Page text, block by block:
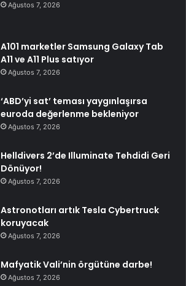
Ağustos 7, 2026
A101 marketler Samsung Galaxy Tab
A11 ve A11 Plus satıyor
Ağustos 7, 2026
‘ABD’yi sat’ teması yaygınlaşırsa
euroda değerlenme bekleniyor
Ağustos 7, 2026
Helldivers 2’de Illuminate Tehdidi Geri
Dönüyor!
Ağustos 7, 2026
Astronotları artık Tesla Cybertruck
koruyacak
Ağustos 7, 2026
Mafyatik Vali’nin örgütüne darbe!
Ağustos 7, 2026